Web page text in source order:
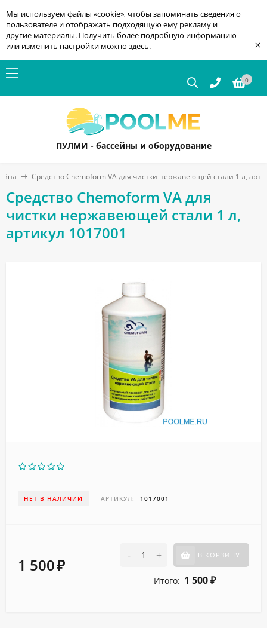
Мы используем файлы «cookie», чтобы запоминать сведения о
пользователе и отображать подходящую ему рекламу и
другие материалы. Получить более подробную информацию
или изменить настройки можно здесь. ×
0
ПУЛМИ - бассейны и оборудование
Средство Chemoform VA для чистки нержавеющей стали 1 л,
Средство Chemoform VA для
чистки нержавеющей стали 1 л,
артикул 1017001
НЕТ В НАЛИЧИИ АРТИКУЛ: 1017001
1 500₽
- + В КОРЗИНУ
Итого: 1 500 ₽